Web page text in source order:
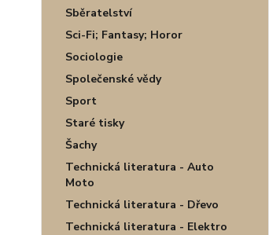
Sběratelství
Sci-Fi; Fantasy; Horor
Sociologie
Společenské vědy
Sport
Staré tisky
Šachy
Technická literatura - Auto
Moto
Technická literatura - Dřevo
Technická literatura - Elektro